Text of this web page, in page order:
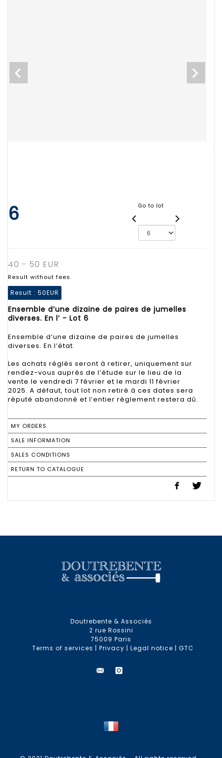
6 Go to lot
40 - 50 EUR
Result without fees
Result : 50EUR
Ensemble d’une dizaine de paires de jumelles
diverses. En l’ - Lot 6
Ensemble d’une dizaine de paires de jumelles
diverses. En l’état.
Les achats réglés seront à retirer, uniquement sur
rendez-vous auprès de l’étude sur le lieu de la
vente le vendredi 7 février et le mardi 11 février
2025. A défaut, tout lot non retiré à ces dates sera
réputé abandonné et l’entier règlement restera dû.
MY ORDERS
SALE INFORMATION
SALES CONDITIONS
RETURN TO CATALOGUE
Doutrebente & Associés
2 rue Rossini
75009 Paris
Terms of services | Privacy | Legal notice | GTC